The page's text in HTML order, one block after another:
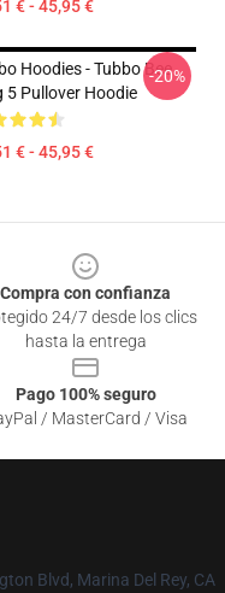
€ - 45,95 €
Hoodies - Tubbo Bee
5 Pullover Hoodie
€ - 45,95 €
-20%
Compra con confianza
24/7 desde los clics
hasta la entrega
Pago 100% seguro
/ MasterCard / Visa
Blvd, Marina Del Rey, CA